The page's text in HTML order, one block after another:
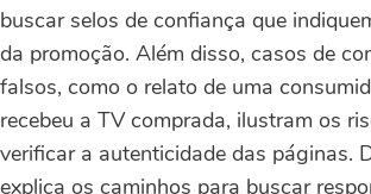
buscar selos de confiança que
da promoção. Além disso, casos de
falsos, como o relato de uma
recebeu a TV comprada, ilustram os
verificar a autenticidade das páginas.
explica os caminhos para buscar